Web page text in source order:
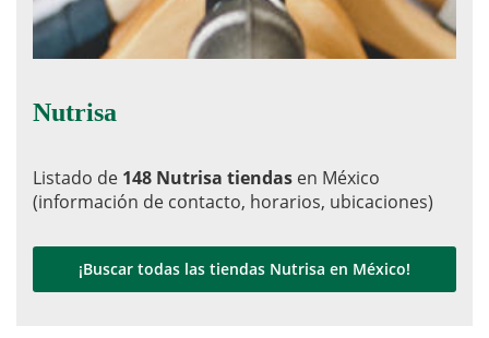
Nutrisa
Listado de 148 Nutrisa tiendas en México
(información de contacto, horarios, ubicaciones)
¡Buscar todas las tiendas Nutrisa en México!